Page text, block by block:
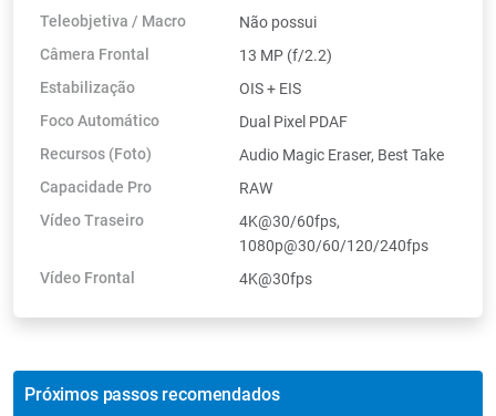
Teleobjetiva / Macro
Não possui
Câmera Frontal
13 MP (f/2.2)
Estabilização
OIS + EIS
Foco Automático
Dual Pixel PDAF
Recursos (Foto)
Audio Magic Eraser, Best Take
Capacidade Pro
RAW
Vídeo Traseiro
4K@30/60fps,
1080p@30/60/120/240fps
Vídeo Frontal
4K@30fps
Próximos passos recomendados